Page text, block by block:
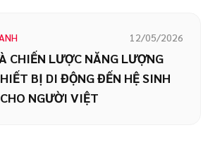
12/05/2026
CHIẾN LƯỢC NĂNG LƯỢNG
BỊ DI ĐỘNG ĐẾN HỆ SINH
NGƯỜI VIỆT